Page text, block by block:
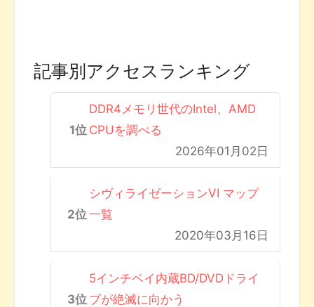
記事別アクセスランキング
DDR4メモリ世代のIntel、AMD
CPUを調べる
2026年01月02日
シヴィライゼーションVI マップ
一覧
2020年03月16日
5インチベイ内蔵BD/DVDドライ
ブが絶滅に向かう